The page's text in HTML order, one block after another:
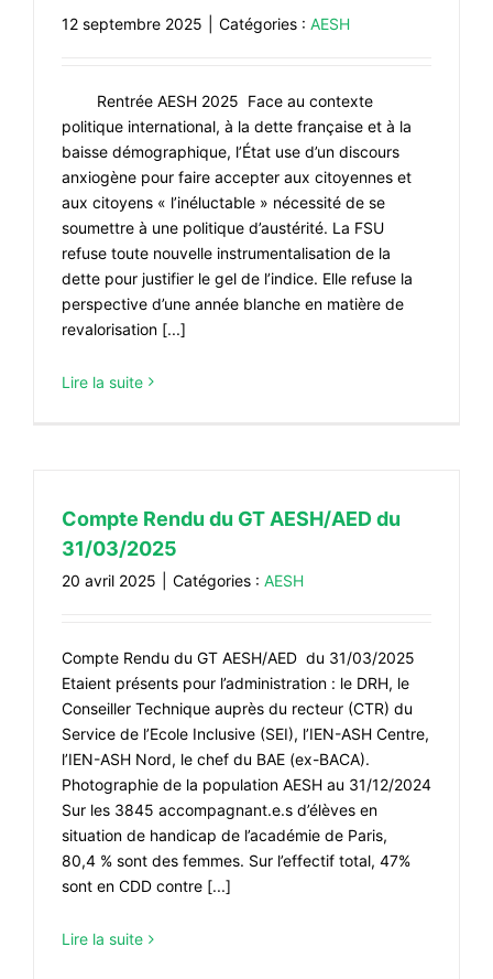
#VOS ÉLUES
#COMMUNIQUÉS
#ÉLECTIONS
#MÉDIAS
#DÉBATS
#PRESSE
#ARCHIVES
12 septembre 2025 Catégories : AESH
Rentrée AESH 2025 Face au contexte
politique international, à la dette française et à la
baisse démographique, l’État use d’un discours
anxiogène pour faire accepter aux citoyennes et
aux citoyens « l’inéluctable » nécessité de se
soumettre à une politique d’austérité. La FSU
refuse toute nouvelle instrumentalisation de la
dette pour justifier le gel de l’indice. Elle refuse la
perspective d’une année blanche en matière de
revalorisation [...]
Lire la suite
Compte Rendu du GT AESH/AED du
31/03/2025
20 avril 2025 Catégories : AESH
Compte Rendu du GT AESH/AED du 31/03/2025
Etaient présents pour l’administration : le DRH, le
Conseiller Technique auprès du recteur (CTR) du
Service de l’Ecole Inclusive (SEI), l’IEN-ASH Centre,
l’IEN-ASH Nord, le chef du BAE (ex-BACA).
Photographie de la population AESH au 31/12/2024
Sur les 3845 accompagnant.e.s d’élèves en
situation de handicap de l’académie de Paris,
80,4 % sont des femmes. Sur l’effectif total, 47%
sont en CDD contre [...]
Lire la suite